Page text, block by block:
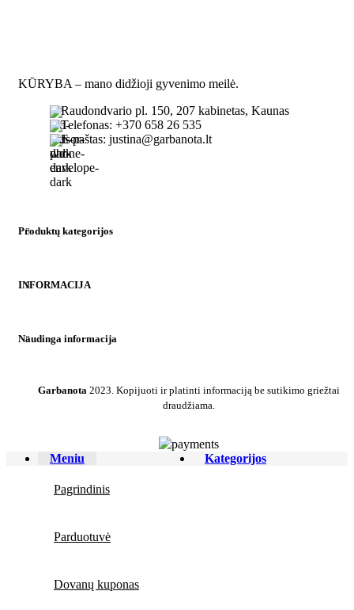
ritmui
KŪRYBA – mano didžioji gyvenimo meilė.
Raudondvario pl. 150, 207 kabinetas, Kaunas
Telefonas: +370 658 26 535
E-paštas: justina@garbanota.lt
Produktų kategorijos
INFORMACIJA
Naudinga informacija
Garbanota 2023. Kopijuoti ir platinti informaciją be sutikimo griežtai
draudžiama.
Meniu Kategorijos
Pagrindinis
Parduotuvė
Dovanų kuponas